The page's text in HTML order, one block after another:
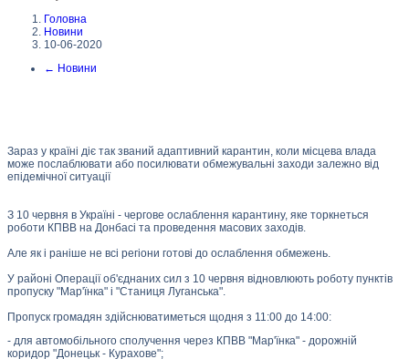
Головна
Новини
10-06-2020
← Новини
Зараз у країні діє так званий адаптивний карантин, коли місцева влада
може послаблювати або посилювати обмежувальні заходи залежно від
епідемічної ситуації
З 10 червня в Україні - чергове ослаблення карантину, яке торкнеться
роботи КПВВ на Донбасі та проведення масових заходів.
Але як і раніше не всі регіони готові до ослаблення обмежень.
У районі Операції об'єднаних сил з 10 червня відновлюють роботу пунктів
пропуску "Мар'їнка" і "Станиця Луганська".
Пропуск громадян здійснюватиметься щодня з 11:00 до 14:00:
- для автомобільного сполучення через КПВВ "Мар'їнка" - дорожній
коридор "Донецьк - Курахове";